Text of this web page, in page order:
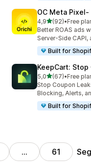
OC Meta
4,9de 5 estrelas
(92)
92 total de
•Free
Better ROAS ads
Server-Side CAPI,
Built for
KeepCart: Stop
5,0de 5 estrelas
(67)
67 total de
•Free
Stop Coupon
Blocking, Alerts,
Built for
… 61